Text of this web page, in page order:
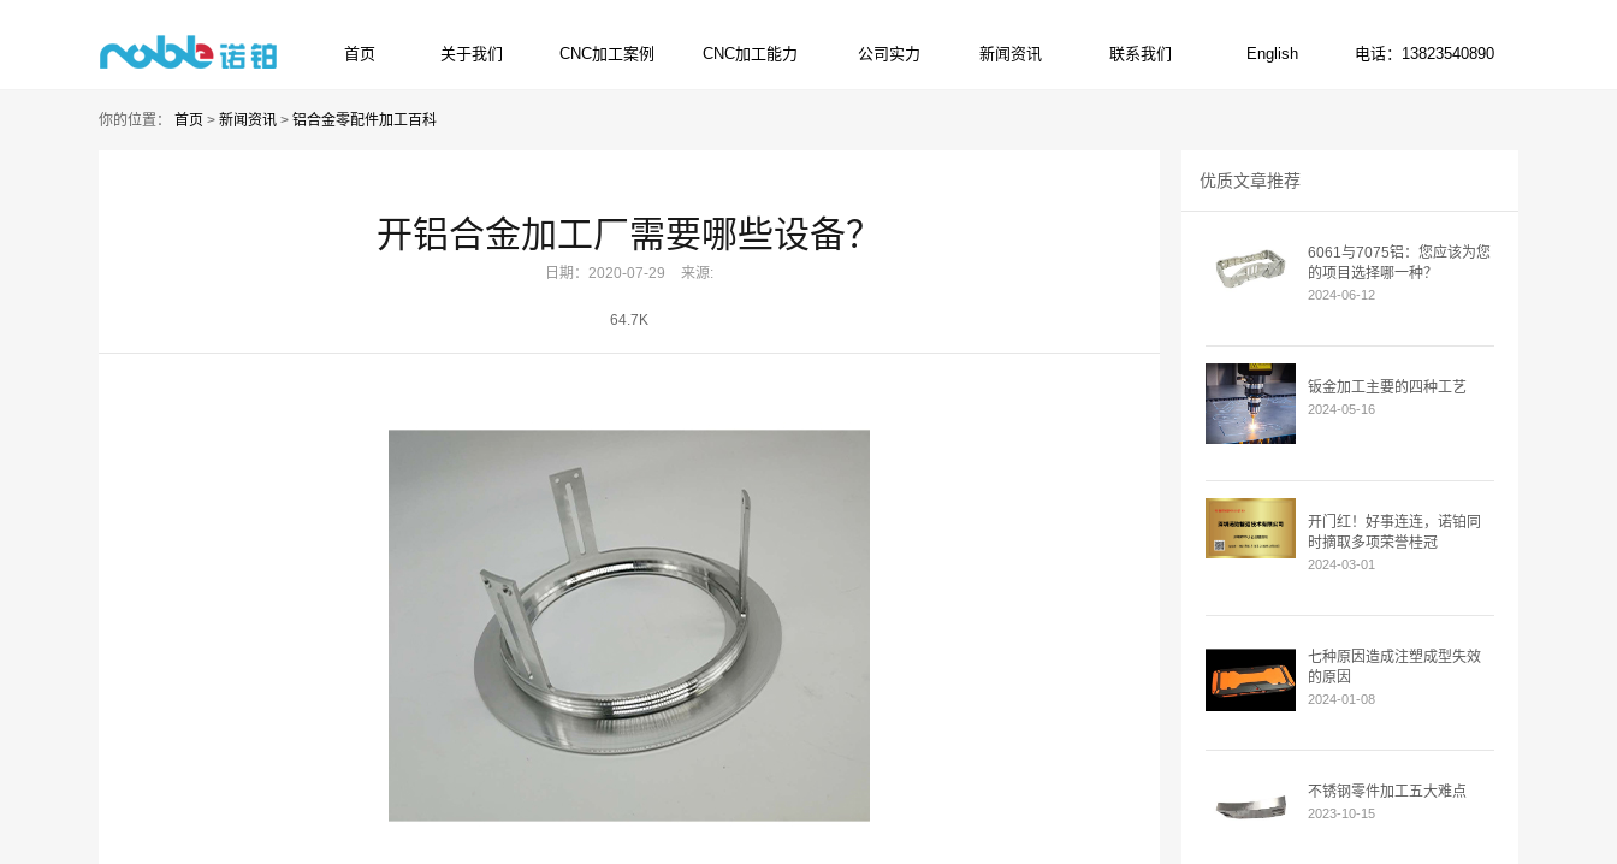
首页 关于我们 CNC加工案例 CNC加工能力 公司实力 新闻资讯 联系我们 English 电话：13823540890
你的位置： 首页 > 新闻资讯 > 铝合金零配件加工百科
开铝合金加工厂需要哪些设备？
日期：2020-07-29 来源:
64.7K
优质文章推荐
6061与7075铝：您应该为您
的项目选择哪一种？
2024-06-12
钣金加工主要的四种工艺
2024-05-16
开门红！好事连连，诺铂同
时摘取多项荣誉桂冠
2024-03-01
七种原因造成注塑成型失效
的原因
2024-01-08
不锈钢零件加工五大难点
2023-10-15